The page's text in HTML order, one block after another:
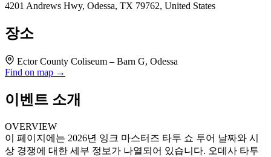
4201 Andrews Hwy, Odessa, TX 79762, United States
장소
Ector County Coliseum – Barn G, Odessa
Find on map →
이벤트 소개
OVERVIEW
이 페이지에는 2026년 잉크 마스터즈 타투 쇼 투어 날짜와 시
상 경쟁에 대한 세부 정보가 나열되어 있습니다. 오데사 타투